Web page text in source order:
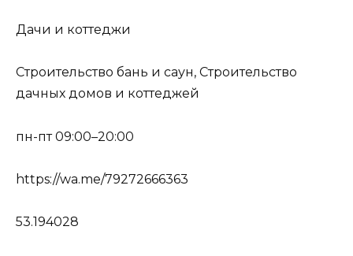
Дачи и коттеджи
Строительство бань и саун, Строительство
дачных домов и коттеджей
пн-пт 09:00–20:00
https://wa.me/79272666363
53.194028